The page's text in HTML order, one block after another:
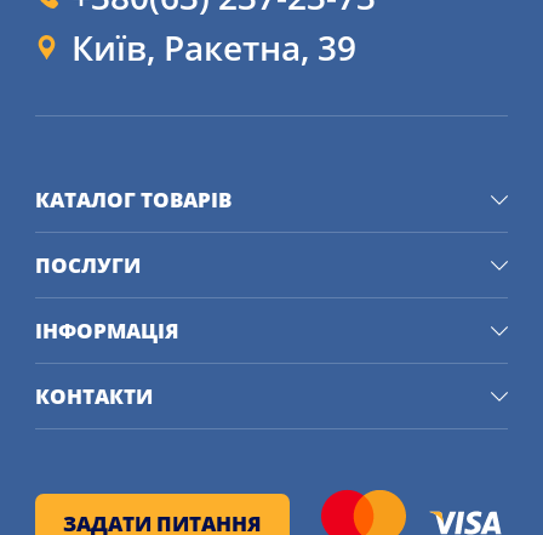
Київ, Ракетна, 39
ЗАДАТИ ПИТАННЯ
КАТАЛОГ ТОВАРІВ
ПОСЛУГИ
ІНФОРМАЦІЯ
КОНТАКТИ